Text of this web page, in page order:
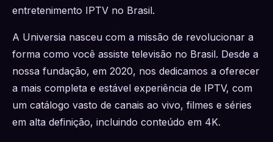
entretenimento IPTV no Brasil.
A Universia nasceu com a missão de revolucionar a
forma como você assiste televisão no Brasil. Desde a
nossa fundação, em 2020, nos dedicamos a oferecer
a mais completa e estável experiência de IPTV, com
um catálogo vasto de canais ao vivo, filmes e séries
em alta definição, incluindo conteúdo em 4K.